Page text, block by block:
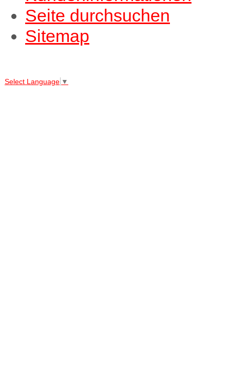
Seite durchsuchen
Sitemap
Select Language ▼